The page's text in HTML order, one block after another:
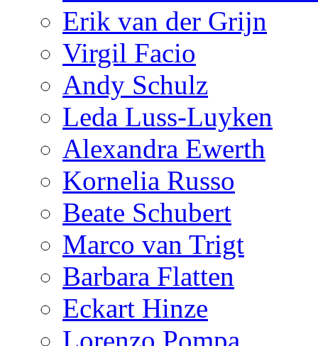
Erik van der Grijn
Virgil Facio
Andy Schulz
Leda Luss-Luyken
Alexandra Ewerth
Kornelia Russo
Beate Schubert
Marco van Trigt
Barbara Flatten
Eckart Hinze